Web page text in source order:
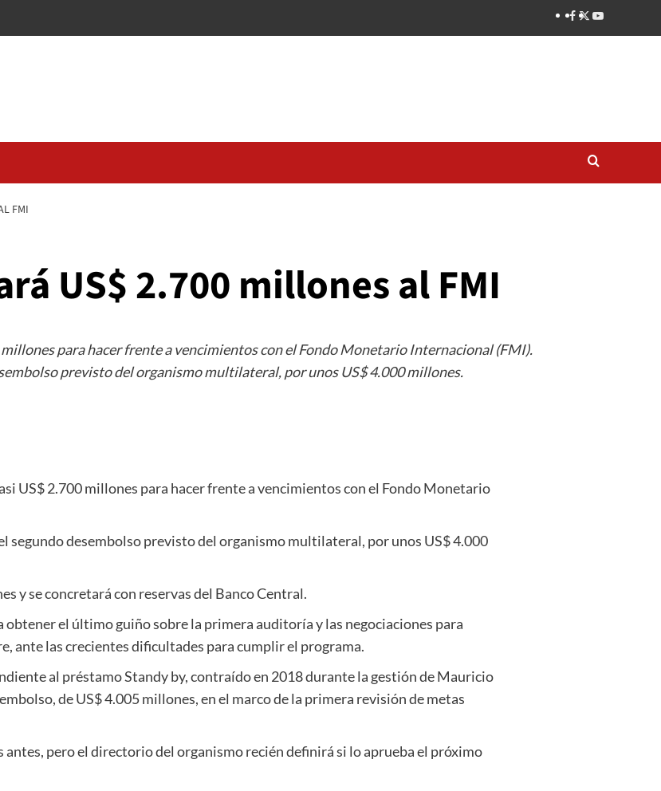
FMI
US$ 2.700 millones al FMI
para hacer frente a vencimientos con el Fondo Monetario Internacional (FMI).
previsto del organismo multilateral, por unos US$ 4.000 millones.
US$ 2.700 millones para hacer frente a vencimientos con el Fondo Monetario
segundo desembolso previsto del organismo multilateral, por unos US$ 4.000
y se concretará con reservas del Banco Central.
obtener el último guiño sobre la primera auditoría y las negociaciones para
ante las crecientes dificultades para cumplir el programa.
al préstamo Standy by, contraído en 2018 durante la gestión de Mauricio
de US$ 4.005 millones, en el marco de la primera revisión de metas
antes, pero el directorio del organismo recién definirá si lo aprueba el próximo